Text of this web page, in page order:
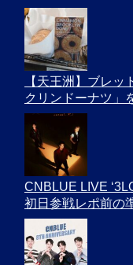
【天王洲】ブレ
クリンドーナツ」
CNBLUE LIVE
初日参戦レポ前の